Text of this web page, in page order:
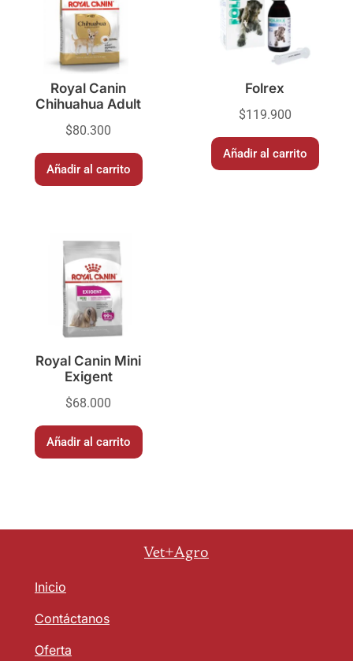
Royal Canin
Chihuahua Adult
$80.300
Añadir al carrito
Folrex
$119.900
Añadir al carrito
Royal Canin Mini
Exigent
$68.000
Añadir al carrito
Vet+Agro
Inicio
Contáctanos
Oferta